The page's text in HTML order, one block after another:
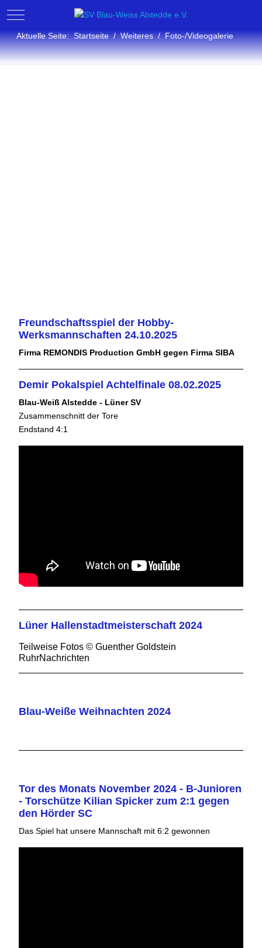
Mobile Menu Toggle
Aktuelle Seite:Startseite Weiteres Foto-/Videogalerie
Freundschaftsspiel der Hobby-
Werksmannschaften 24.10.2025
Firma REMONDIS Production GmbH gegen Firma SIBA
Demir Pokalspiel Achtelfinale 08.02.2025
Blau-Weiß Alstedde - Lüner SV
Zusammenschnitt der Tore
Endstand 4:1
Lüner Hallenstadtmeisterschaft 2024
Teilweise Fotos © Guenther Goldstein
RuhrNachrichten
Blau-Weiße Weihnachten 2024
Tor des Monats November 2024 - B-Junioren
- Torschütze Kilian Spicker zum 2:1 gegen
den Hörder SC
Das Spiel hat unsere Mannschaft mit 6:2 gewonnen